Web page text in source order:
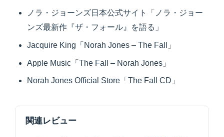
ノラ・ジョーンズ日本公式サイト「ノラ・ジョー
ンズ最新作『ザ・フォール』を語る」
Jacquire King「Norah Jones – The Fall」
Apple Music「The Fall – Norah Jones」
Norah Jones Official Store「The Fall CD」
関連レビュー